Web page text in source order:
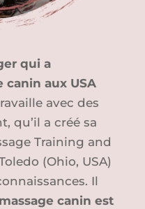
qui a
canin aux USA
avec des
qu’il a créé sa
Training and
(Ohio, USA)
Il
canin est